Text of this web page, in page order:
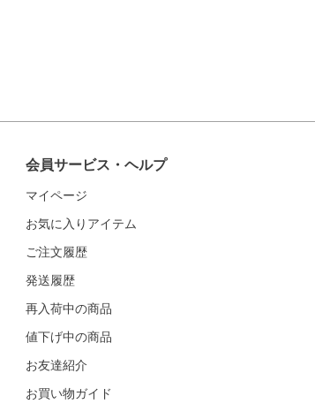
会員サービス・ヘルプ
マイページ
お気に入りアイテム
ご注文履歴
発送履歴
再入荷中の商品
値下げ中の商品
お友達紹介
お買い物ガイド